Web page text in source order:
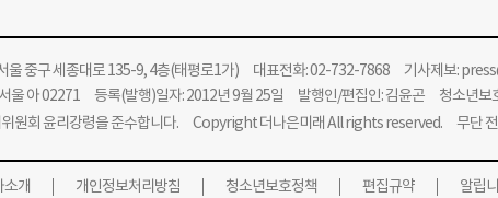
중구 세종대로 135-9, 4층(태평로1가) 대표전화: 02-732-7868 기사제보:
울 아 02271 등록(발행)일자: 2012년 9월 25일 발행인/편집인: 김윤곤 청소년보
원회 윤리강령을 준수합니다. Copyright 더나은미래 All rights reserved. 무단 전
소개 개인정보처리방침 청소년보호정책 편집규약 알립